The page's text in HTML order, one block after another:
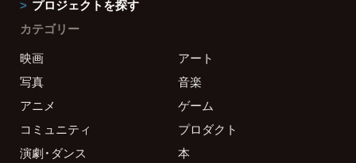
プロジェクトを探す
カテゴリー
映画
アート
写真
音楽
アニメ
ゲーム
コミュニティ
プロダクト
演劇・ダンス
本